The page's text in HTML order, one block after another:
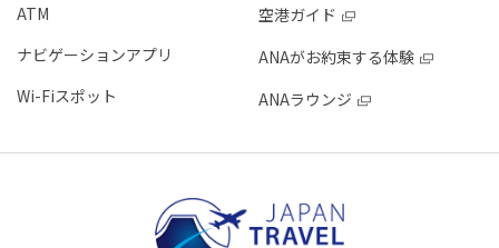
ATM
ナビゲーションアプリ
Wi-Fiスポット
空港ガイド
ANAがお約束する体験
ANAラウンジ